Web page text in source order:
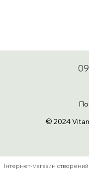
© 2024
Інтернет-магазин